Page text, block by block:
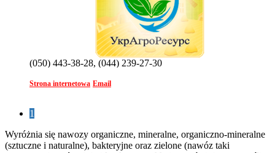
(050) 443-38-28, (044) 239-27-30
Strona internetowa Email
1
Wyróżnia się nawozy organiczne, mineralne, organiczno-mineralne
(sztuczne i naturalne), bakteryjne oraz zielone (nawóz taki